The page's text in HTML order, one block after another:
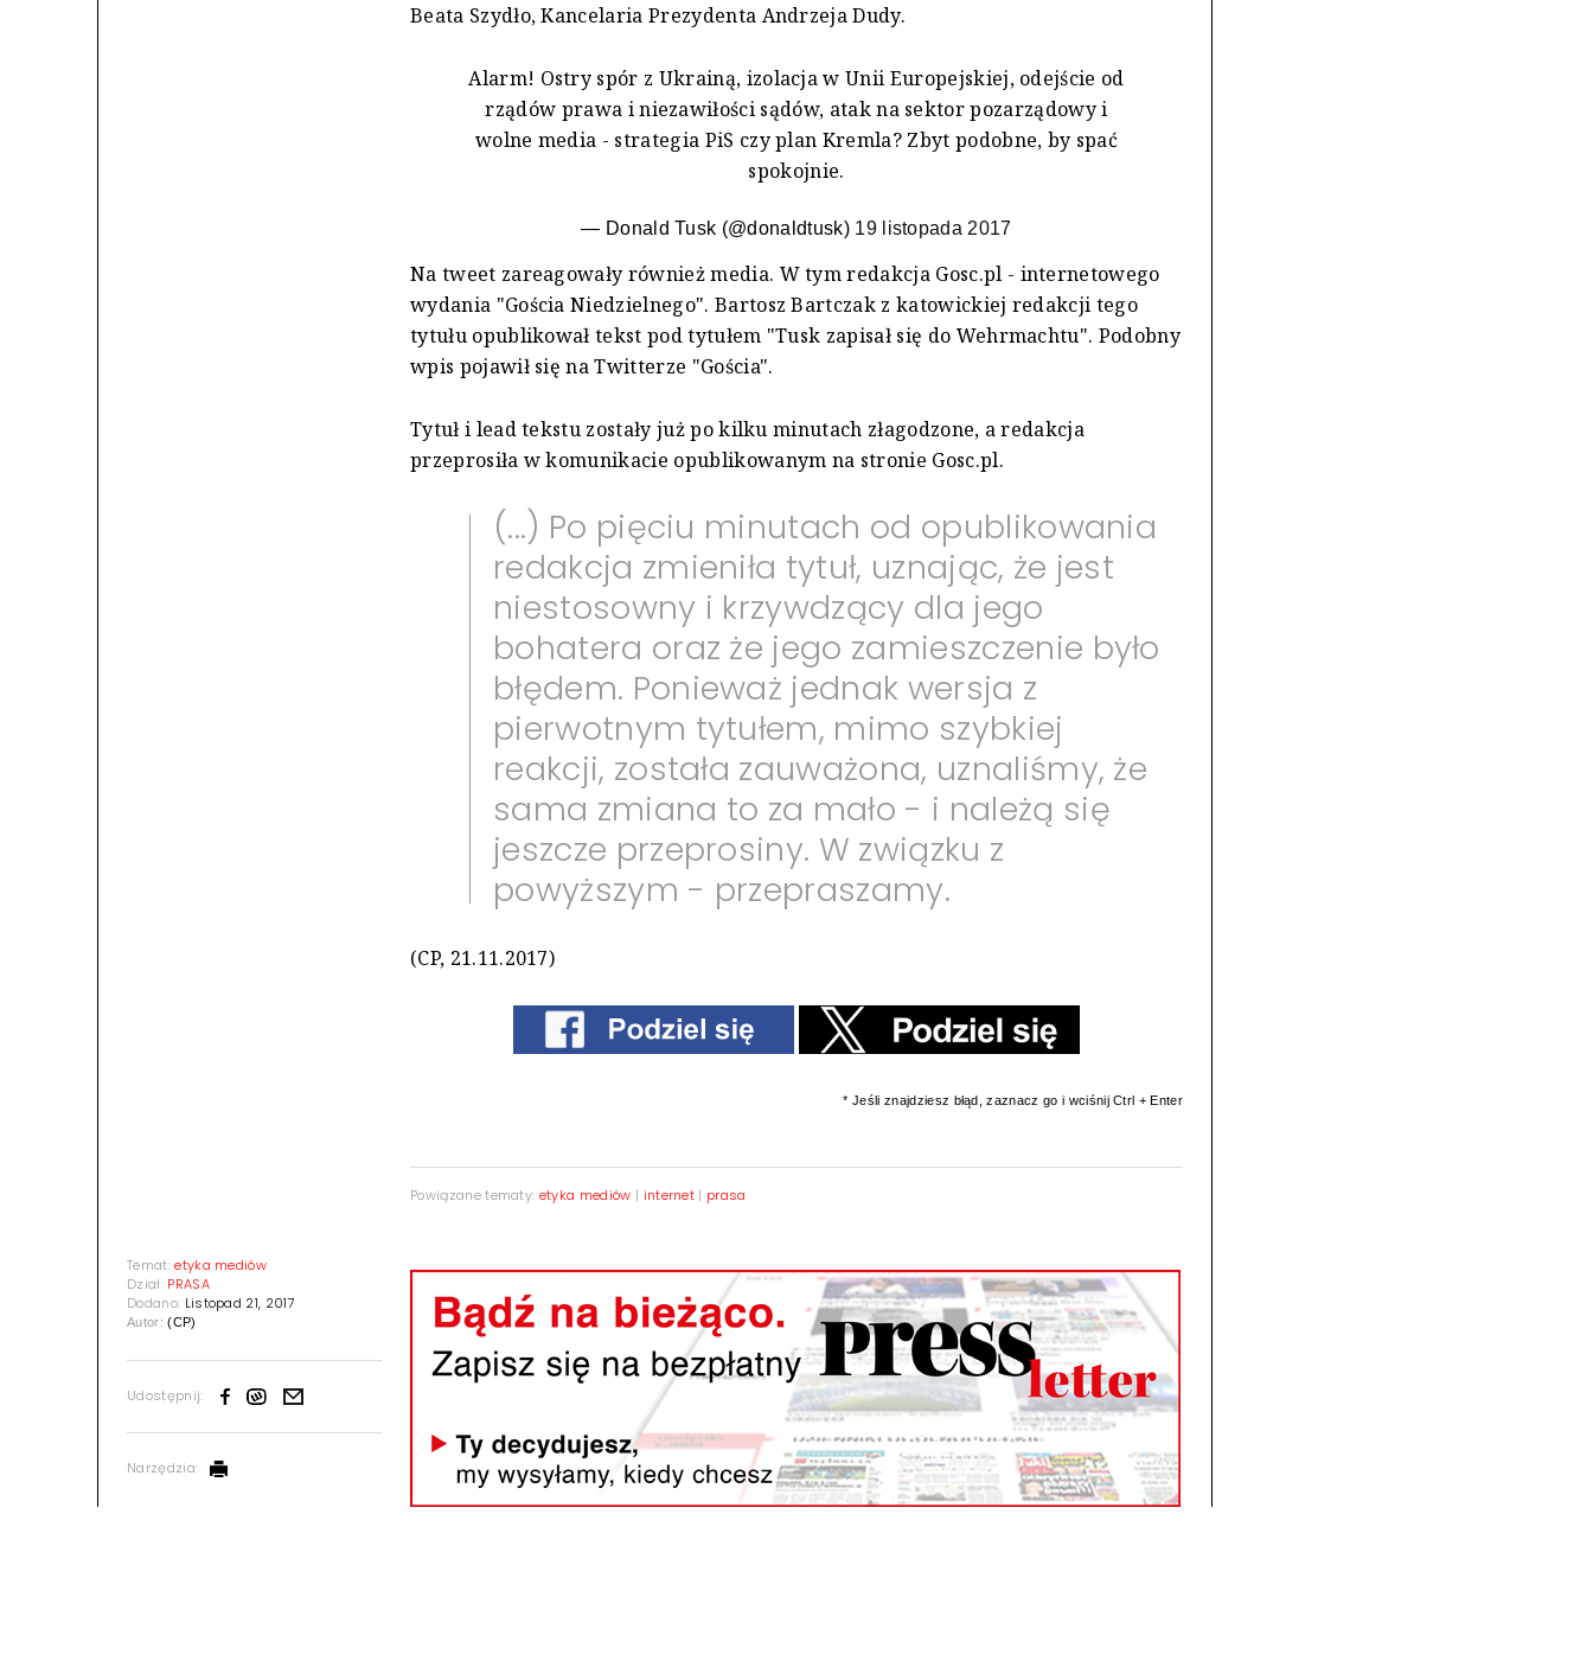
Temat:etyka mediów
Dział: PRASA
Dodano: Listopad 21, 2017
Autor:(CP)
Udostępnij:
Narzędzia:
Beata Szydło, Kancelaria Prezydenta Andrzeja Dudy.
Alarm! Ostry spór z Ukrainą, izolacja w Unii Europejskiej, odejście od
rządów prawa i niezawiłości sądów, atak na sektor pozarządowy i
wolne media - strategia PiS czy plan Kremla? Zbyt podobne, by spać
spokojnie.
— Donald Tusk (@donaldtusk) 19 listopada 2017
Na tweet zareagowały również media. W tym redakcja Gosc.pl - internetowego
wydania "Gościa Niedzielnego". Bartosz Bartczak z katowickiej redakcji tego
tytułu opublikował tekst pod tytułem "Tusk zapisał się do Wehrmachtu". Podobny
wpis pojawił się na Twitterze "Gościa".
Tytuł i lead tekstu zostały już po kilku minutach złagodzone, a redakcja
przeprosiła w komunikacie opublikowanym na stronie Gosc.pl.
(...) Po pięciu minutach od opublikowania
redakcja zmieniła tytuł, uznając, że jest
niestosowny i krzywdzący dla jego
bohatera oraz że jego zamieszczenie było
błędem. Ponieważ jednak wersja z
pierwotnym tytułem, mimo szybkiej
reakcji, została zauważona, uznaliśmy, że
sama zmiana to za mało - i należą się
jeszcze przeprosiny. W związku z
powyższym - przepraszamy.
(CP, 21.11.2017)
* Jeśli znajdziesz błąd, zaznacz go i wciśnij Ctrl + Enter
Powiązane tematy: etyka mediów | internet | prasa